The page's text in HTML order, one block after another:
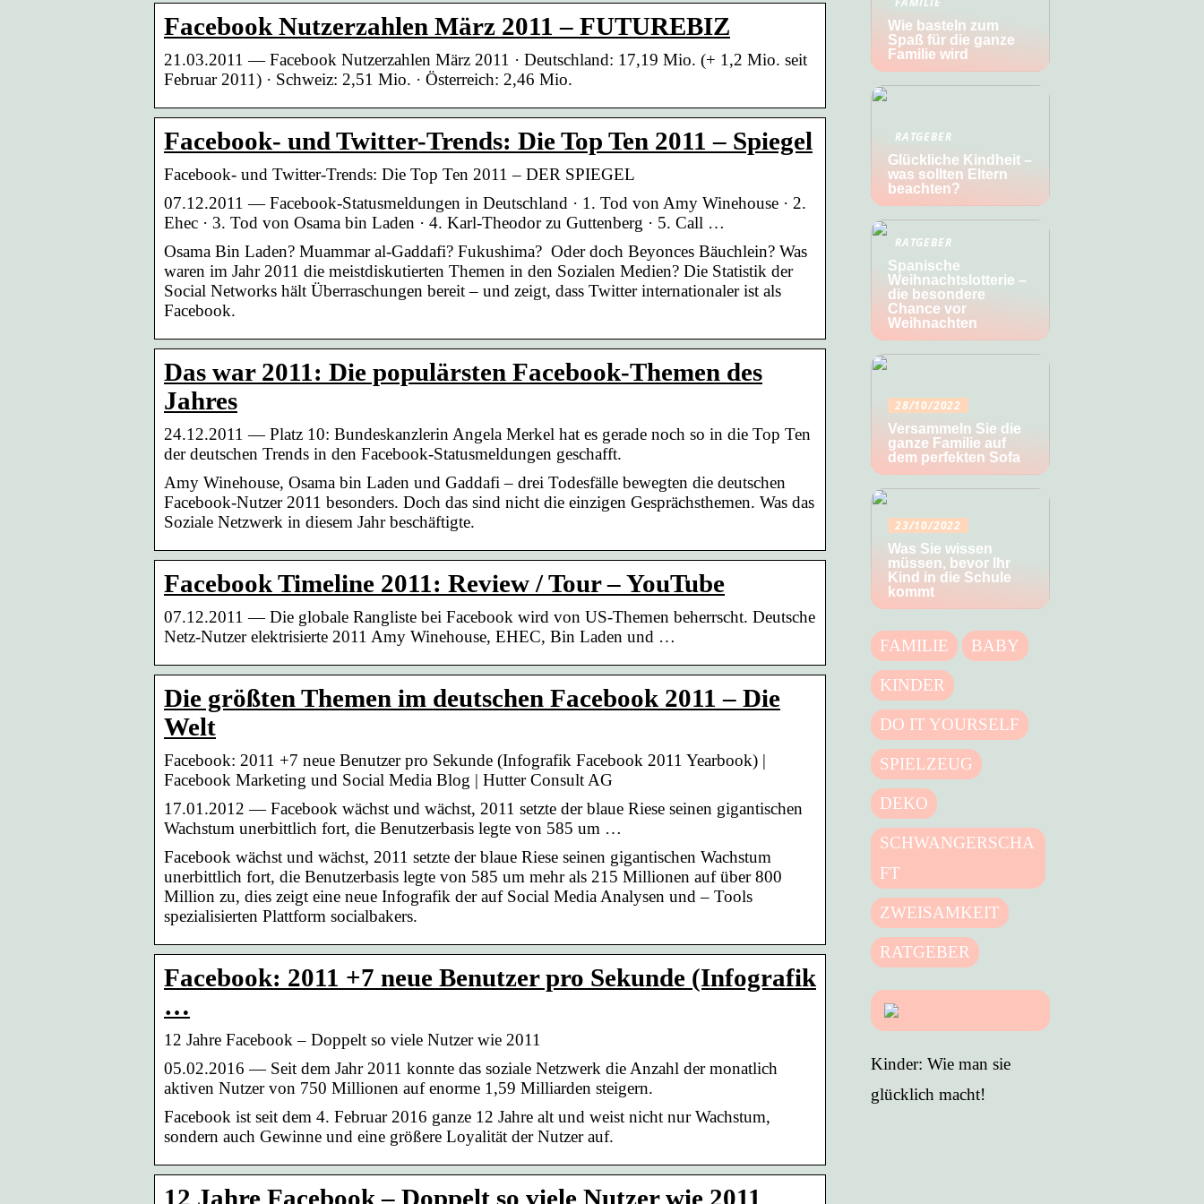
Facebook Nutzerzahlen März 2011 – FUTUREBIZ
21.03.2011 — Facebook Nutzerzahlen März 2011 · Deutschland: 17,19 Mio. (+ 1,2 Mio. seit
Februar 2011) · Schweiz: 2,51 Mio. · Österreich: 2,46 Mio.
Facebook- und Twitter-Trends: Die Top Ten 2011 – Spiegel
Facebook- und Twitter-Trends: Die Top Ten 2011 – DER SPIEGEL
07.12.2011 — Facebook-Statusmeldungen in Deutschland · 1. Tod von Amy Winehouse · 2.
Ehec · 3. Tod von Osama bin Laden · 4. Karl-Theodor zu Guttenberg · 5. Call …
Osama Bin Laden? Muammar al-Gaddafi? Fukushima? Oder doch Beyonces Bäuchlein? Was
waren im Jahr 2011 die meistdiskutierten Themen in den Sozialen Medien? Die Statistik der
Social Networks hält Überraschungen bereit – und zeigt, dass Twitter internationaler ist als
Facebook.
Das war 2011: Die populärsten Facebook-Themen des
Jahres
24.12.2011 — Platz 10: Bundeskanzlerin Angela Merkel hat es gerade noch so in die Top Ten
der deutschen Trends in den Facebook-Statusmeldungen geschafft.
Amy Winehouse, Osama bin Laden und Gaddafi – drei Todesfälle bewegten die deutschen
Facebook-Nutzer 2011 besonders. Doch das sind nicht die einzigen Gesprächsthemen. Was das
Soziale Netzwerk in diesem Jahr beschäftigte.
Facebook Timeline 2011: Review / Tour – YouTube
07.12.2011 — Die globale Rangliste bei Facebook wird von US-Themen beherrscht. Deutsche
Netz-Nutzer elektrisierte 2011 Amy Winehouse, EHEC, Bin Laden und …
Die größten Themen im deutschen Facebook 2011 – Die
Welt
Facebook: 2011 +7 neue Benutzer pro Sekunde (Infografik Facebook 2011 Yearbook) |
Facebook Marketing und Social Media Blog | Hutter Consult AG
17.01.2012 — Facebook wächst und wächst, 2011 setzte der blaue Riese seinen gigantischen
Wachstum unerbittlich fort, die Benutzerbasis legte von 585 um …
Facebook wächst und wächst, 2011 setzte der blaue Riese seinen gigantischen Wachstum
unerbittlich fort, die Benutzerbasis legte von 585 um mehr als 215 Millionen auf über 800
Million zu, dies zeigt eine neue Infografik der auf Social Media Analysen und – Tools
spezialisierten Plattform socialbakers.
Facebook: 2011 +7 neue Benutzer pro Sekunde (Infografik
…
12 Jahre Facebook – Doppelt so viele Nutzer wie 2011
05.02.2016 — Seit dem Jahr 2011 konnte das soziale Netzwerk die Anzahl der monatlich
aktiven Nutzer von 750 Millionen auf enorme 1,59 Milliarden steigern.
Facebook ist seit dem 4. Februar 2016 ganze 12 Jahre alt und weist nicht nur Wachstum,
sondern auch Gewinne und eine größere Loyalität der Nutzer auf.
12 Jahre Facebook – Doppelt so viele Nutzer wie 2011
Wie basteln zum
Spaß für die ganze
Familie wird
RATGEBER
Glückliche Kindheit –
was sollten Eltern
beachten?
RATGEBER
Spanische
Weihnachtslotterie –
die besondere
Chance vor
Weihnachten
28/10/2022
Versammeln Sie die
ganze Familie auf
dem perfekten Sofa
23/10/2022
Was Sie wissen
müssen, bevor Ihr
Kind in die Schule
kommt
FAMILIE BABY
KINDER
DO IT YOURSELF
SPIELZEUG
DEKO
SCHWANGERSCHA
FT
ZWEISAMKEIT
RATGEBER
Kinder: Wie man sie
glücklich macht!